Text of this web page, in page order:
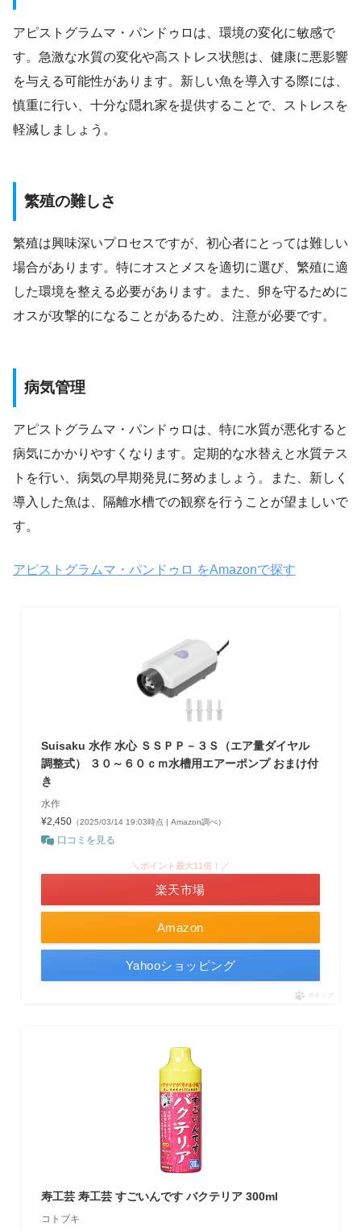
アピストグラムマ・パンドゥロは、環境の変化に敏感で
す。急激な水質の変化や高ストレス状態は、健康に悪影響
を与える可能性があります。新しい魚を導入する際には、
慎重に行い、十分な隠れ家を提供することで、ストレスを
軽減しましょう。
繁殖の難しさ
繁殖は興味深いプロセスですが、初心者にとっては難しい
場合があります。特にオスとメスを適切に選び、繁殖に適
した環境を整える必要があります。また、卵を守るために
オスが攻撃的になることがあるため、注意が必要です。
病気管理
アピストグラムマ・パンドゥロは、特に水質が悪化すると
病気にかかりやすくなります。定期的な水替えと水質テス
トを行い、病気の早期発見に努めましょう。また、新しく
導入した魚は、隔離水槽での観察を行うことが望ましいで
す。
アピストグラムマ・パンドゥロ をAmazonで探す
Suisaku 水作 水心 ＳＳＰＰ－３Ｓ（エア量ダイヤル
調整式） ３０～６０ｃｍ水槽用エアーポンプ おまけ付
き
水作
¥2,450（2025/03/14 19:03時点 | Amazon調べ）
口コミを見る
Amazon
＼ポイント最大11倍！／
楽天市場
Yahooショッピング
ポチップ
寿工芸 寿工芸 すごいんです バクテリア 300ml
コトブキ